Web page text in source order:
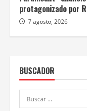
protagonizado por
7 agosto, 2026
BUSCADOR
Buscar: